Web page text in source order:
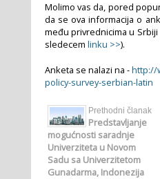
Molimo vas da, pored
da se ova informacija o
među privrednicima u
sledecem linku >>).
Anketa se nalazi na -http://
policy-survey-serbian-latin
Prethodni članak
Predstavljanje
mogućnosti saradnje
Univerziteta u Novom
Sadu sa Univerzitetom
Gunadarma, Indonezija